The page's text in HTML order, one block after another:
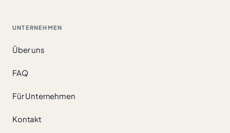
UNTERNEHMEN
Über uns
FAQ
Für Unternehmen
Kontakt